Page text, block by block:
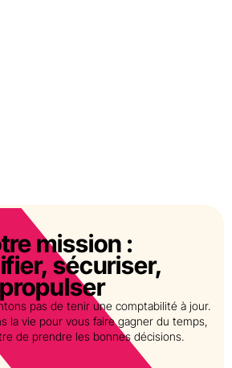
mission :
sécuriser,
propulser
pas de tenir une comptabilité à jour.
la vie pour vous faire gagner du temps,
de prendre les bonnes décisions.